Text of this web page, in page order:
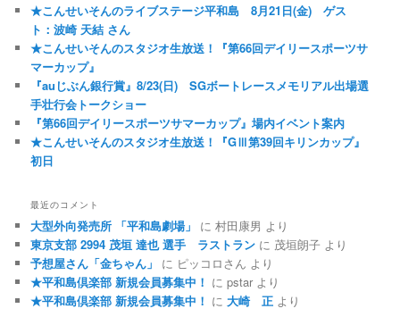
★こんせいそんのライブステージ平和島 8月21日(金) ゲス
ト：波崎 天結 さん
★こんせいそんのスタジオ生放送！『第66回デイリースポーツサ
マーカップ』
『auじぶん銀行賞』8/23(日) SGボートレースメモリアル出場選
手壮行会トークショー
『第66回デイリースポーツサマーカップ』場内イベント案内
★こんせいそんのスタジオ生放送！『GⅢ第39回キリンカップ』
初日
最近のコメント
大型外向発売所 「平和島劇場」 に村田康男 より
東京支部 2994 茂垣 達也 選手 ラストラン に 茂垣朗子 より
予想屋さん「金ちゃん」
に ピッコロさん より
★平和島倶楽部 新規会員募集中！ にpstar より
★平和島倶楽部 新規会員募集中！ に大崎 正 より